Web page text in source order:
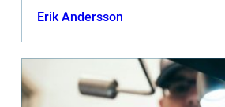
Erik Andersson